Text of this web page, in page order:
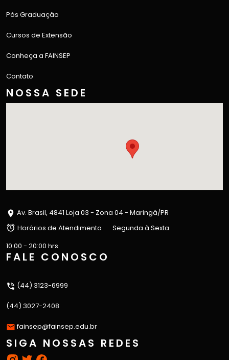
Pós Graduação
Cursos de Extensão
Conheça a FAINSEP
Contato
NOSSA SEDE
Av. Brasil, 4841 Loja 03 - Zona 04 - Maringá/PR
Horários de Atendimento
Segunda à Sexta
10:00 - 20:00 hrs
FALE CONOSCO
(44) 3123-6999
(44) 3027-2408
fainsep@fainsep.edu.br
SIGA NOSSAS REDES